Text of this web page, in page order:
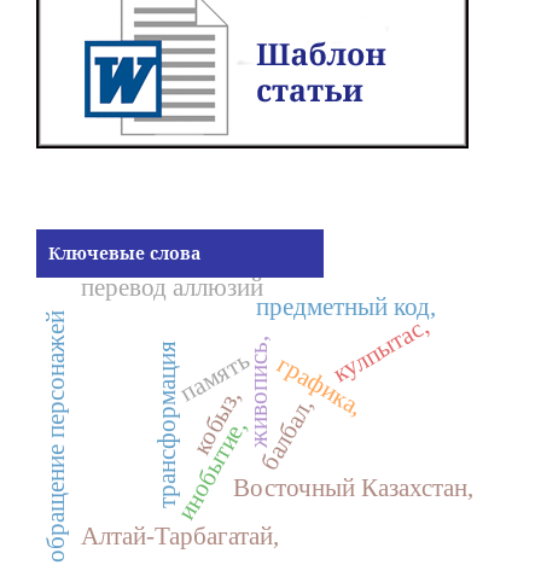
Ключевые слова
живопись,графика,
кобыз,балбал,
кулпытас,
предметный код,
инобытие,
память
перевод аллюзий
трансформация Восточный Казахстан,
Алтай-Тарбагатай,
обращение персонажей